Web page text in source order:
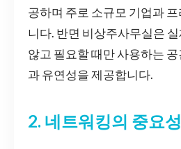
공하며 주로 소규모 기업과
니다. 반면 비상주사무실은
않고 필요할 때만 사용하는
과 유연성을 제공합니다.
2. 네트워킹의 중요성